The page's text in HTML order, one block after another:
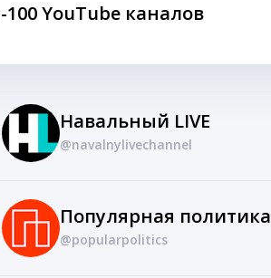
100 YouTube каналов
Навальный LIVE
@navalnylivechannel
Популярная политика
@popularpolitics